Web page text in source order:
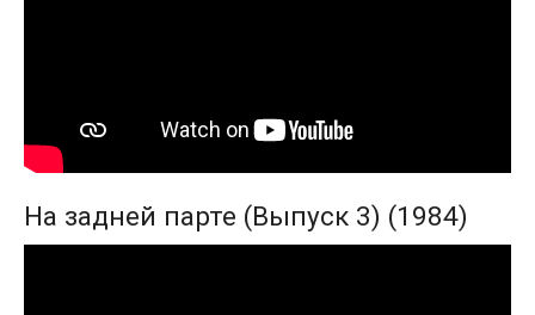
На задней парте (Выпуск 3) (1984)